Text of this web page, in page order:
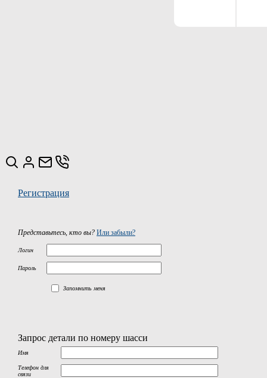
Регистрация
Представьтесь, кто вы? Или забыли?
Логин
Пароль
Запомнить меня
Запрос детали по номеру шасси
Имя
Телефон для
связи